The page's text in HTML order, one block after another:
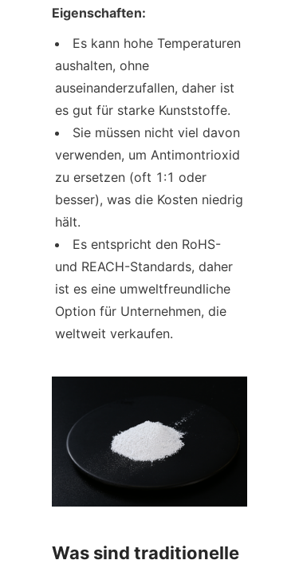
Eigenschaften:
Es kann hohe Temperaturen
aushalten, ohne
auseinanderzufallen, daher ist
es gut für starke Kunststoffe.
Sie müssen nicht viel davon
verwenden, um Antimontrioxid
zu ersetzen (oft 1:1 oder
besser), was die Kosten niedrig
hält.
Es entspricht den RoHS-
und REACH-Standards, daher
ist es eine umweltfreundliche
Option für Unternehmen, die
weltweit verkaufen.
Was sind traditionelle